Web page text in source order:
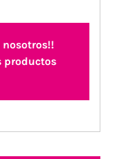
nosotros!!
productos